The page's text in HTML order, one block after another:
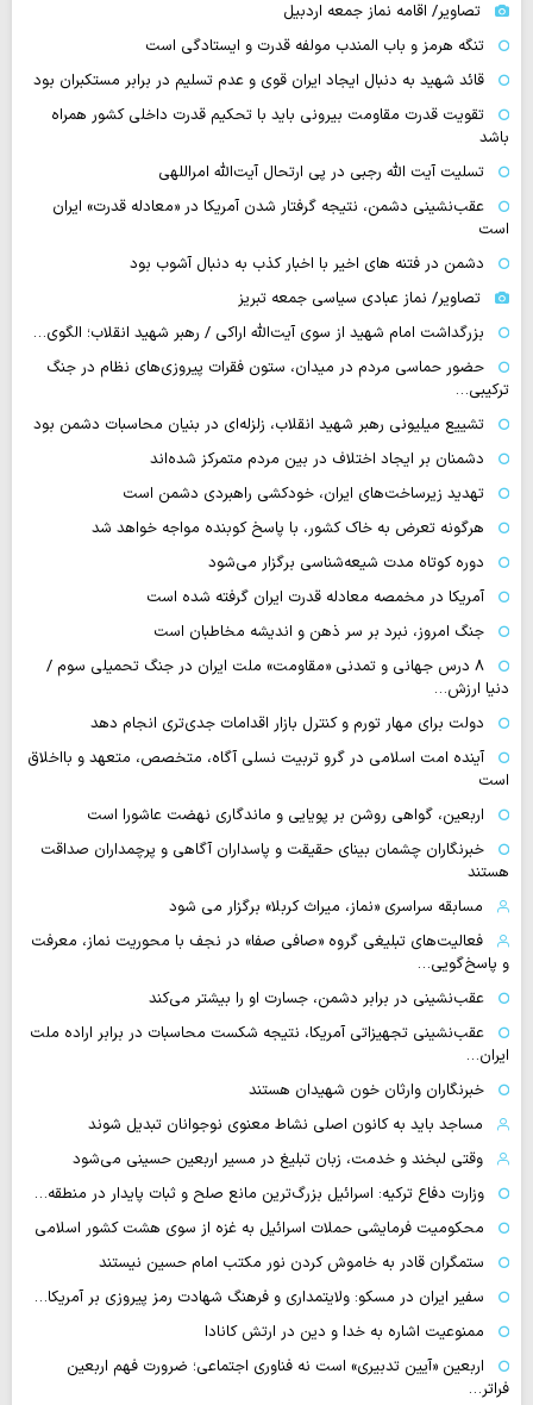
تصاویر/ اقامه نماز جمعه اردبیل
تنگه‌ هرمز و باب المندب مولفه قدرت و ایستادگی است
قائد شهید به دنبال ایجاد ایران قوی و عدم تسلیم در برابر مستکبران بود
تقویت قدرت مقاومت بیرونی باید با تحکیم قدرت داخلی کشور همراه
باشد
تسلیت آیت الله رجبی در پی ارتحال آیت‌الله امراللهی
عقب‌نشینی دشمن، نتیجه گرفتار شدن آمریکا در «معادله قدرت» ایران
است
دشمن در فتنه های اخیر با اخبار کذب به دنبال آشوب بود
تصاویر/ نماز عبادی سیاسی جمعه تبریز
بزرگداشت امام شهید از سوی آیت‌الله اراکی / رهبر شهید انقلاب؛ الگوی…
حضور حماسی مردم در میدان، ستون فقرات پیروزی‌های نظام در جنگ
ترکیبی…
تشییع میلیونی رهبر شهید انقلاب، زلزله‌ای در بنیان محاسبات دشمن بود
دشمنان بر ایجاد اختلاف در بین مردم متمرکز شده‌اند
تهدید زیرساخت‌های ایران، خودکشی راهبردی دشمن است
هرگونه تعرض به خاک کشور، با پاسخ کوبنده مواجه خواهد شد
دوره کوتاه مدت شیعه‌شناسی برگزار می‌شود
آمریکا در مخمصه معادله قدرت ایران گرفته شده است
جنگ امروز، نبرد بر سر ذهن و اندیشه مخاطبان است
۸ درس جهانی و تمدنی «مقاومت» ملت ایران در جنگ تحمیلی سوم /
دنیا ارزش…
دولت برای مهار تورم و کنترل بازار اقدامات جدی‌تری انجام دهد
آینده امت اسلامی در گرو تربیت نسلی آگاه، متخصص، متعهد و بااخلاق
است
اربعین، گواهی روشن بر پویایی و ماندگاری نهضت عاشورا است
خبرنگاران چشمان بینای حقیقت و پاسداران آگاهی و پرچمداران صداقت
هستند
مسابقه سراسری «نماز، میراث کربلا» برگزار می شود
فعالیت‌های تبلیغی گروه «صافی صفا» در نجف با محوریت نماز، معرفت
و پاسخ‌گویی…
عقب‌نشینی در برابر دشمن، جسارت او را بیشتر می‌کند
عقب‌نشینی تجهیزاتی آمریکا، نتیجه شکست محاسبات در برابر اراده ملت
ایران…
خبرنگاران وارثان خون شهیدان هستند
مساجد باید به کانون اصلی نشاط معنوی نوجوانان تبدیل شوند
وقتی لبخند و خدمت، زبان تبلیغ در مسیر اربعین حسینی می‌شود
وزارت دفاع ترکیه: اسرائیل بزرگ‌ترین مانع صلح و ثبات پایدار در منطقه…
محکومیت فرمایشی حملات اسرائیل به غزه از سوی هشت کشور اسلامی
ستمگران قادر به خاموش کردن نور مکتب امام حسین نیستند
سفیر ایران در مسکو: ولایتمداری و فرهنگ شهادت رمز پیروزی بر آمریکا…
ممنوعیت اشاره به خدا و دین در ارتش کانادا
اربعین «آیین تدبیری» است نه فناوری اجتماعی؛ ضرورت فهم اربعین
فراتر…